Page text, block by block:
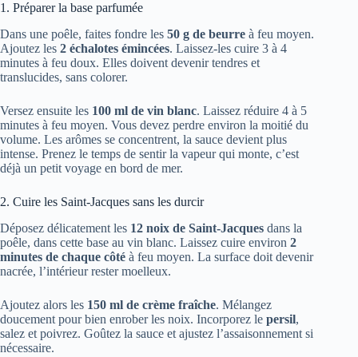
1. Préparer la base parfumée
Dans une poêle, faites fondre les 50 g de beurre à feu moyen.
Ajoutez les 2 échalotes émincées. Laissez-les cuire 3 à 4
minutes à feu doux. Elles doivent devenir tendres et
translucides, sans colorer.
Versez ensuite les 100 ml de vin blanc. Laissez réduire 4 à 5
minutes à feu moyen. Vous devez perdre environ la moitié du
volume. Les arômes se concentrent, la sauce devient plus
intense. Prenez le temps de sentir la vapeur qui monte, c’est
déjà un petit voyage en bord de mer.
2. Cuire les Saint-Jacques sans les durcir
Déposez délicatement les 12 noix de Saint-Jacques dans la
poêle, dans cette base au vin blanc. Laissez cuire environ 2
minutes de chaque côté à feu moyen. La surface doit devenir
nacrée, l’intérieur rester moelleux.
Ajoutez alors les 150 ml de crème fraîche. Mélangez
doucement pour bien enrober les noix. Incorporez le persil,
salez et poivrez. Goûtez la sauce et ajustez l’assaisonnement si
nécessaire.